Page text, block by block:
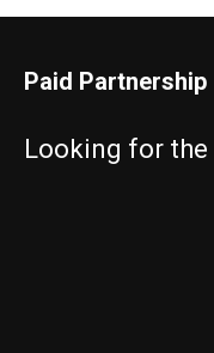
Paid Partnership
Looking for the